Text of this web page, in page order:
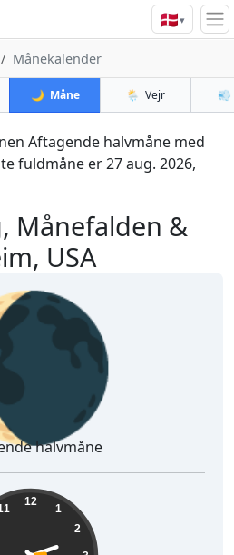
🇩🇰▾
Månekalender
🌙 Måne 🌦️ Vejr 💨
Månefalden &
USA
Aftagende halvmåne med
fuldmåne er 27 aug. 2026,
halvmåne
12
1
2